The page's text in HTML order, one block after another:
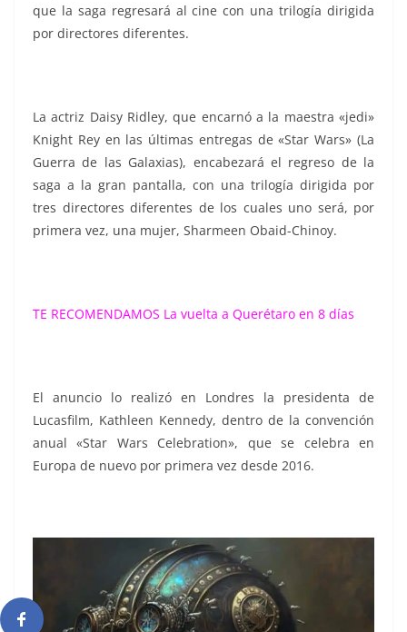
que la saga regresará al cine con una trilogía dirigida
por directores diferentes.
La actriz Daisy Ridley, que encarnó a la maestra «jedi»
Knight Rey en las últimas entregas de «Star Wars» (La
Guerra de las Galaxias), encabezará el regreso de la
saga a la gran pantalla, con una trilogía dirigida por
tres directores diferentes de los cuales uno será, por
primera vez, una mujer, Sharmeen Obaid-Chinoy.
TE RECOMENDAMOS La vuelta a Querétaro en 8 días
El anuncio lo realizó en Londres la presidenta de
Lucasfilm, Kathleen Kennedy, dentro de la convención
anual «Star Wars Celebration», que se celebra en
Europa de nuevo por primera vez desde 2016.